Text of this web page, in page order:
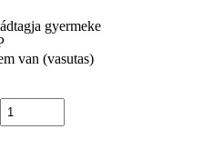
gyermeke
van (vasutas)